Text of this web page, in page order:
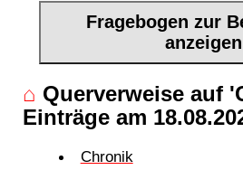
Fragebogen zur
anzeigen
⌂ Querverweise auf
Einträge am
Chronik